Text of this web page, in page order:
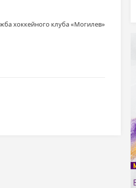
хоккейного клуба «Могилев»